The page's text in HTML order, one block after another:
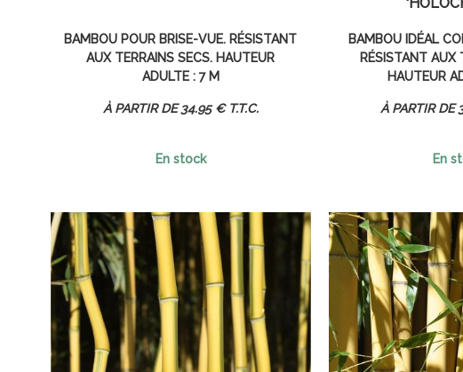
BAMBOU POUR BRISE-VUE. RÉSISTANT
AUX TERRAINS SECS. HAUTEUR
ADULTE : 7 M
34.95 € T.T.C.
En stock
BAMBOU IDÉAL
RÉSISTANT AUX
HAUTEUR
En